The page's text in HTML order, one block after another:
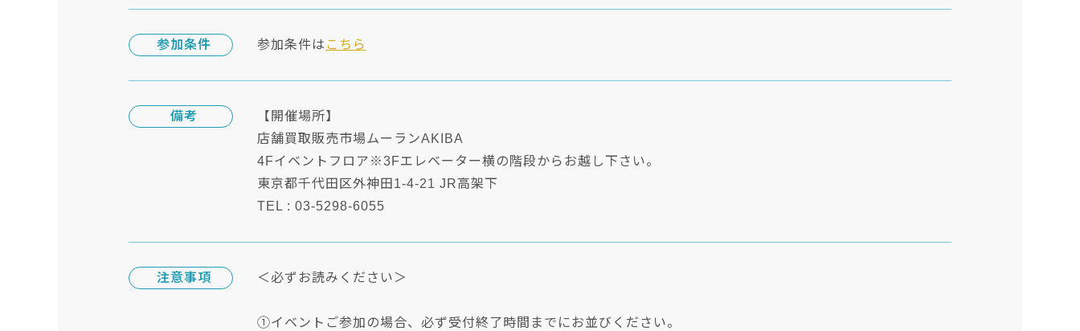
参加条件 参加条件は こちら
備考
【開催場所】
店舗買取販売市場ムーランAKIBA
4Fイベントフロア※3Fエレベーター横の階段からお越し下さい。
東京都千代田区外神田1-4-21 JR高架下
TEL : 03-5298-6055
注意事項 ＜必ずお読みください＞
①イベントご参加の場合、必ず受付終了時間までにお並びください。